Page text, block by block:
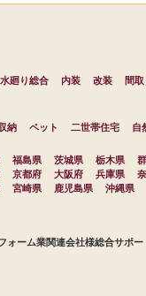
水廻り総合 内装 改装
間
納 ペット 二世帯住宅
自
福島県 茨城県 栃木県
京都府 大阪府 兵庫県
宮崎県 鹿児島県 沖縄県
ォーム業関連会社様総合サポ